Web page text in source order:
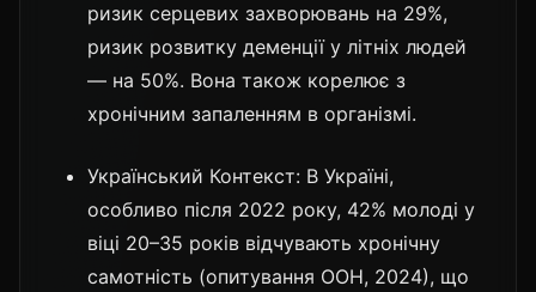
ризик серцевих захворювань на 29%,
ризик розвитку деменції у літніх людей
— на 50%. Вона також корелює з
хронічним запаленням в організмі.
Український Контекст: В Україні,
особливо після 2022 року, 42% молоді у
віці 20–35 років відчувають хронічну
самотність (опитування ООН, 2024), що